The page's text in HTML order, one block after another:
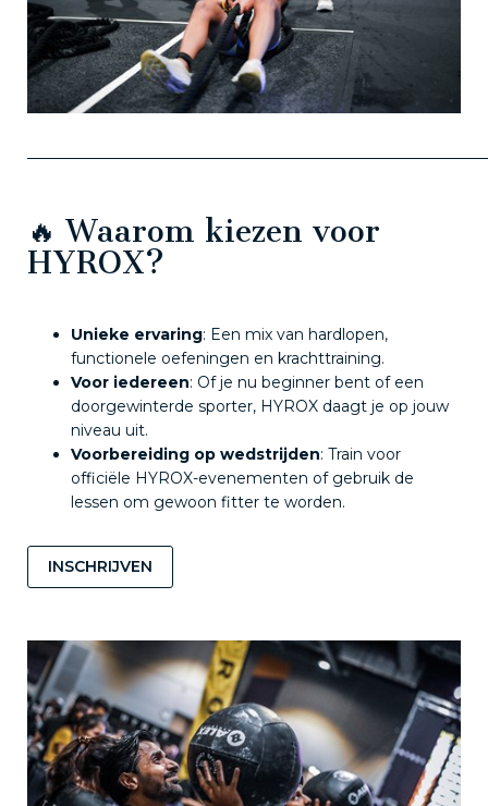
🔥 Waarom kiezen voor
HYROX?
Unieke ervaring: Een mix van hardlopen,
functionele oefeningen en krachttraining.
Voor iedereen: Of je nu beginner bent of een
doorgewinterde sporter, HYROX daagt je op jouw
niveau uit.
Voorbereiding op wedstrijden: Train voor
officiële HYROX-evenementen of gebruik de
lessen om gewoon fitter te worden.
INSCHRIJVEN